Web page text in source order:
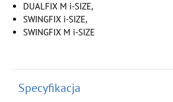
DUALFIX M i-SIZE,
SWINGFIX i-SIZE,
SWINGFIX M i-SIZE
Specyfikacja